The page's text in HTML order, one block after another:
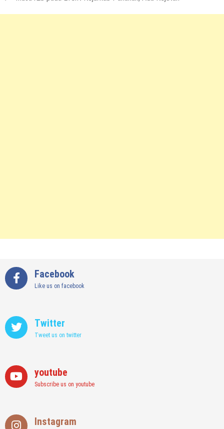
Facebook
Like us on facebook
Twitter
Tweet us on twitter
youtube
Subscribe us on youtube
Instagram